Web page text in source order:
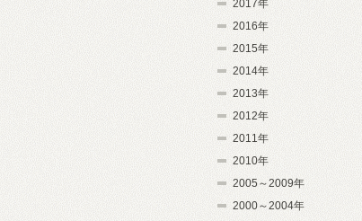
2017年
2016年
2015年
2014年
2013年
2012年
2011年
2010年
2005～2009年
2000～2004年